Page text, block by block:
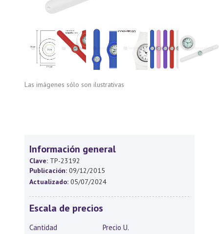
Las imágenes sólo son ilustrativas
Información general
Clave: TP-23192
Publicación: 09/12/2015
Actualizado: 05/07/2024
Escala de precios
Cantidad Precio U.